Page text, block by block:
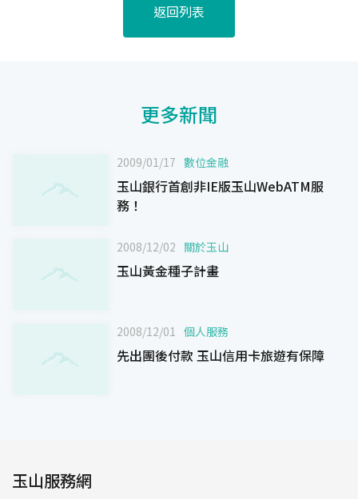
返回列表
更多新聞
2009/01/17 數位金融
玉山銀行首創非IE版玉山WebATM服
務！
2008/12/02 關於玉山
玉山黃金種子計畫
2008/12/01 個人服務
先出團後付款 玉山信用卡旅遊有保障
玉山服務網